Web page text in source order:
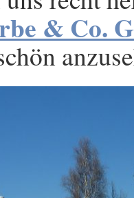
& Co.